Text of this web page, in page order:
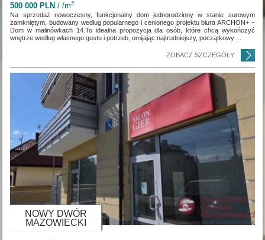
500 000 PLN / /m2
Na sprzedaż nowoczesny, funkcjonalny dom jednorodzinny w stanie surowym
zamkniętym, budowany według popularnego i cenionego projektu biura ARCHON+ –
Dom w malinówkach 14.To idealna propozycja dla osób, które chcą wykończyć
wnętrze według własnego gustu i potrzeb, omijając najtrudniejszy, początkowy ...
ZOBACZ SZCZEGÓŁY
NOWY DWÓR
MAZOWIECKI